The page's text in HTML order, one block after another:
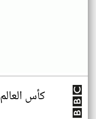
كأس العالم 2026